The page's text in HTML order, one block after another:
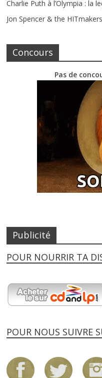
Charlie Puth à l’Olympia : la
Jon Spencer & the
Concours
Pas de
Publicité
POUR NOURRIR TA
POUR NOUS SUIVRE